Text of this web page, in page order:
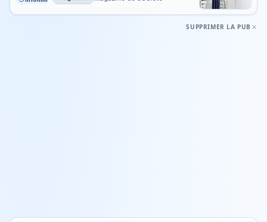
SUPPRIMER LA PUB